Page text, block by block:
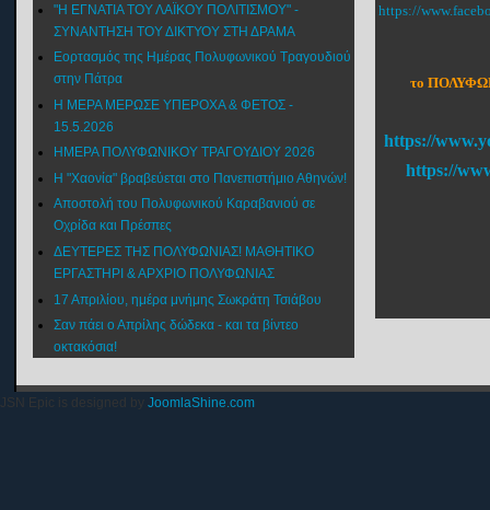
"Η ΕΓΝΑΤΙΑ ΤΟΥ ΛΑΪΚΟΥ ΠΟΛΙΤΙΣΜΟΥ" -
ΣΥΝΑΝΤΗΣΗ ΤΟΥ ΔΙΚΤΥΟΥ ΣΤΗ ΔΡΑΜΑ
Εορτασμός της Ημέρας Πολυφωνικού Τραγουδιού
στην Πάτρα
Η ΜΕΡΑ ΜΕΡΩΣΕ ΥΠΕΡΟΧΑ & ΦΕΤΟΣ -
15.5.2026
ΗΜΕΡΑ ΠΟΛΥΦΩΝΙΚΟΥ ΤΡΑΓΟΥΔΙΟΥ 2026
Η "Χαονία" βραβεύεται στο Πανεπιστήμιο Αθηνών!
Αποστολή του Πολυφωνικού Καραβανιού σε
Οχρίδα και Πρέσπες
ΔΕΥΤΕΡΕΣ ΤΗΣ ΠΟΛΥΦΩΝΙΑΣ! ΜΑΘΗΤΙΚΟ
ΕΡΓΑΣΤΗΡΙ & ΑΡΧΡΙΟ ΠΟΛΥΦΩΝΙΑΣ
17 Απριλίου, ημέρα μνήμης Σωκράτη Τσιάβου
Σαν πάει ο Απρίλης δώδεκα - και τα βίντεο
οκτακόσια!
https://
το
https://
https://
JSN Epic is designed by JoomlaShine.com